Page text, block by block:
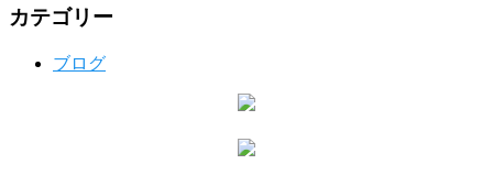
カテゴリー
ブログ